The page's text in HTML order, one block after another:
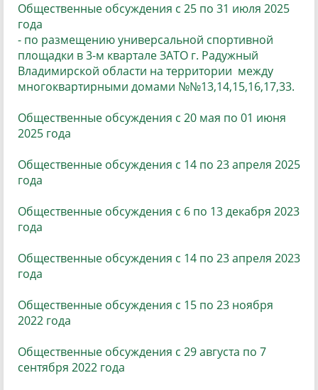
Общественные обсуждения с 25 по 31 июля 2025
года
- по размещению универсальной спортивной
площадки в 3-м квартале ЗАТО г. Радужный
Владимирской области на территории между
многоквартирными домами №№13,14,15,16,17,33.
Общественные обсуждения с 20 мая по 01 июня
2025 года
Общественные обсуждения с 14 по 23 апреля 2025
года
Общественные обсуждения с 6 по 13 декабря 2023
года
Общественные обсуждения с 14 по 23 апреля 2023
года
Общественные обсуждения с 15 по 23 ноября
2022 года
Общественные обсуждения с 29 августа по 7
сентября 2022 года